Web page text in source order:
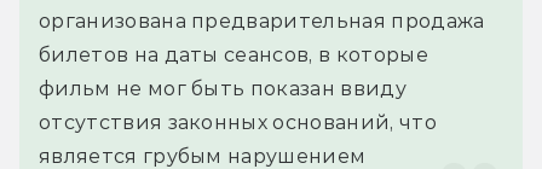
организована предварительная продажа
билетов на даты сеансов, в которые
фильм не мог быть показан ввиду
отсутствия законных оснований, что
является грубым нарушением